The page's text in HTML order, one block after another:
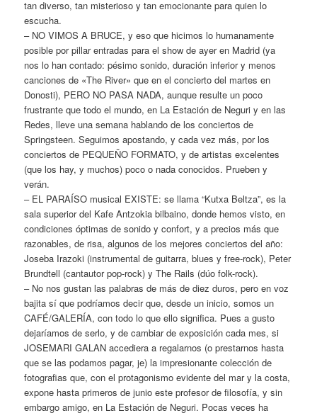
tan diverso, tan misterioso y tan emocionante para quien lo
escucha.
– NO VIMOS A BRUCE, y eso que hicimos lo humanamente
posible por pillar entradas para el show de ayer en Madrid (ya
nos lo han contado: pésimo sonido, duración inferior y menos
canciones de «The River» que en el concierto del martes en
Donosti), PERO NO PASA NADA, aunque resulte un poco
frustrante que todo el mundo, en La Estación de Neguri y en las
Redes, lleve una semana hablando de los conciertos de
Springsteen. Seguimos apostando, y cada vez más, por los
conciertos de PEQUEÑO FORMATO, y de artistas excelentes
(que los hay, y muchos) poco o nada conocidos. Prueben y
verán.
– EL PARAÍSO musical EXISTE: se llama “Kutxa Beltza”, es la
sala superior del Kafe Antzokia bilbaino, donde hemos visto, en
condiciones óptimas de sonido y confort, y a precios más que
razonables, de risa, algunos de los mejores conciertos del año:
Joseba Irazoki (instrumental de guitarra, blues y free-rock), Peter
Brundtell (cantautor pop-rock) y The Rails (dúo folk-rock).
– No nos gustan las palabras de más de diez duros, pero en voz
bajita sí que podríamos decir que, desde un inicio, somos un
CAFÉ/GALERÍA, con todo lo que ello significa. Pues a gusto
dejaríamos de serlo, y de cambiar de exposición cada mes, si
JOSEMARI GALAN accediera a regalarnos (o prestarnos hasta
que se las podamos pagar, je) la impresionante colección de
fotografias que, con el protagonismo evidente del mar y la costa,
expone hasta primeros de junio este profesor de filosofía, y sin
embargo amigo, en La Estación de Neguri. Pocas veces ha